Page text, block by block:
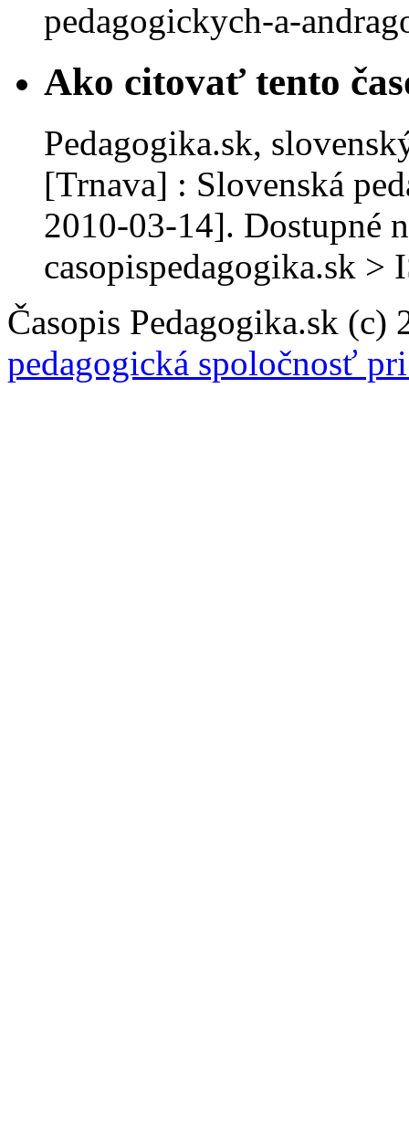
pedagogickych-a-
Ako citovať tento
Pedagogika.sk,
[Trnava] : Slovenská
2010-03-14]. Dostupné
casopispedagogika.sk >
Časopis Pedagogika.sk
pedagogická spoločnosť